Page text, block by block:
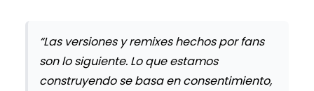
“Las versiones y remixes hechos por fans
son lo siguiente. Lo que estamos
construyendo se basa en consentimiento,